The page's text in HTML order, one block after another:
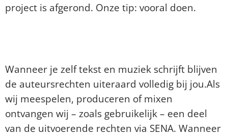
project is afgerond. Onze tip: vooral doen.
Wanneer je zelf tekst en muziek schrijft blijven
de auteursrechten uiteraard volledig bij jou.Als
wij meespelen, produceren of mixen
ontvangen wij – zoals gebruikelijk – een deel
van de uitvoerende rechten via SENA. Wanneer